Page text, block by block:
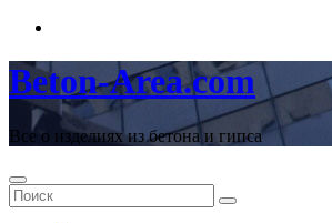
Перейти
содержимому
Beton-Area.com
Все о изделиях из бетона и гипса